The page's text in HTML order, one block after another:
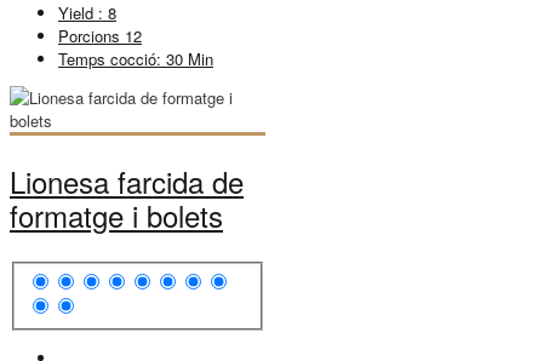
Yield : 8
Porcions 12
Temps cocció: 30 Min
Lionesa farcida de
formatge i bolets